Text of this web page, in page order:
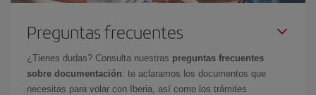
Preguntas frecuentes
¿Tienes dudas? Consulta nuestras preguntas frecuentes
sobre documentación: te aclaramos los documentos que
necesitas para volar con Iberia, así como los trámites